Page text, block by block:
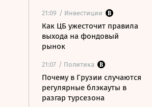
21:09 / Инвестиции
Как ЦБ ужесточит правила
выхода на фондовый
рынок
21:07 / Политика
Почему в Грузии случаются
регулярные блэкауты в
разгар турсезона